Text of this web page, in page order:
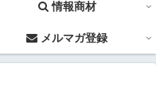
情報商材
メルマガ登録